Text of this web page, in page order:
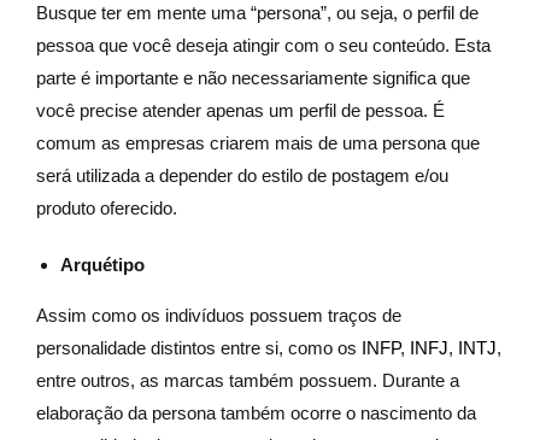
Busque ter em mente uma “persona”, ou seja, o perfil de
pessoa que você deseja atingir com o seu conteúdo. Esta
parte é importante e não necessariamente significa que
você precise atender apenas um perfil de pessoa. É
comum as empresas criarem mais de uma persona que
será utilizada a depender do estilo de postagem e/ou
produto oferecido.
Arquétipo
Assim como os indivíduos possuem traços de
personalidade distintos entre si, como os INFP, INFJ, INTJ,
entre outros, as marcas também possuem. Durante a
elaboração da persona também ocorre o nascimento da